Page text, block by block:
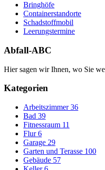
Bringhöfe
Containerstandorte
Schadstoffmobil
Leerungstermine
Abfall-ABC
Hier sagen wir Ihnen, wo Sie
Kategorien
Arbeitszimmer36
Bad 39
Fitnessraum 11
Flur6
Garage 29
Garten und Terasse 100
Gebäude 57